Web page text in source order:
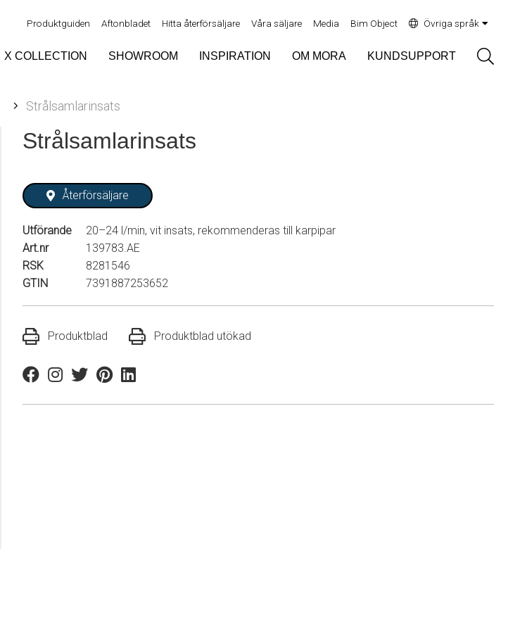
Produktguiden Aftonbladet Hitta återförsäljare Våra säljare Media Bim Object Övriga språk
X COLLECTION SHOWROOM INSPIRATION OM MORA KUNDSUPPORT
Strålsamlarinsats
Strålsamlarinsats
Återförsäljare
Utförande
20–24 l/min, vit insats, rekommenderas till karpipar
Art.nr
139783.AE
RSK
8281546
GTIN
7391887253652
Produktblad Produktblad utökad
FacebookInstagram
TwitterPinterestLinkedin